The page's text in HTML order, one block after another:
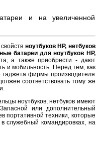
и на увеличенной
ноутбуков HP, нетбуков
батареи для ноутбуков HP,
а также приобрести - дают
и мобильность. Перед тем, как
гаджета фирмы производителя
соответствовать тому же
ноутбуков, нетбуков имеют
или дополнительный
портативной техники, которые
служебный командировках, на